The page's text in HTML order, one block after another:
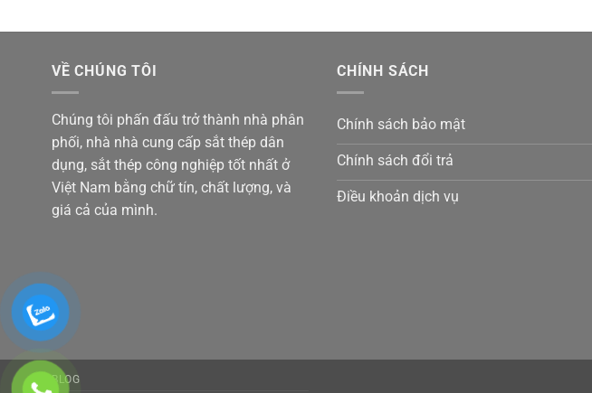
VỀ CHÚNG TÔI
Chúng tôi phấn đấu trở thành nhà phân
phối, nhà nhà cung cấp sắt thép dân
dụng, sắt thép công nghiệp tốt nhất ở
Việt Nam bằng chữ tín, chất lượng, và
giá cả của mình.
CHÍNH SÁCH
Chính sách bảo mật
Chính sách đổi trả
Điều khoản dịch vụ
BLOG